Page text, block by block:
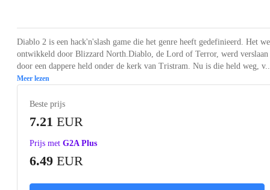
Diablo 2 is een hack'n'slash game die het genre heeft gedefinieerd. Het
ontwikkeld door Blizzard North.Diablo, de Lord of Terror, werd verslaan
door een dappere held onder de kerk van Tristram. Nu is die held weg,
Meer lezen
Beste prijs
7.21 EUR
Prijs met G2A Plus
6.49 EUR